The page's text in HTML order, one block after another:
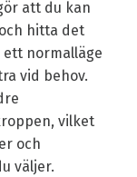
att du kan
hitta det
normalläge
vid behov.
vilket
och
väljer.